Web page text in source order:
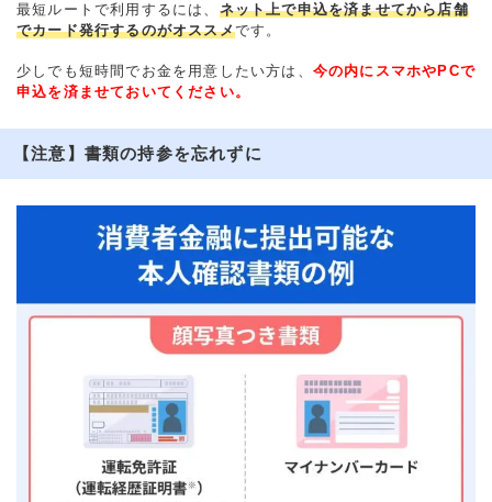
最短ルートで利用するには、 ネット上で申込を済ませてから店舗
でカード発行するのがオススメです。
少しでも短時間でお金を用意したい方は、 今の内にスマホやPCで
申込を済ませておいてください。
【注意】書類の持参を忘れずに